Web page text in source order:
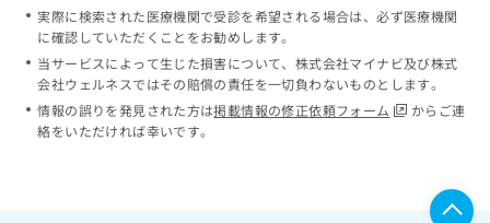
実際に検索された医療機関で受診を希望される場合は、必ず医療機関
に確認していただくことをお勧めします。
当サービスによって生じた損害について、株式会社マイナビ及び株式
会社ウェルネスではその賠償の責任を一切負わないものとします。
情報の誤りを発見された方は掲載情報の修正依頼フォーム
からご連
絡をいただければ幸いです。